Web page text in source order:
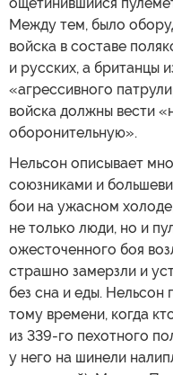
Между тем, было
войска в составе
и русских, а британцы
«агрессивного
войска должны вести
оборонительную».
Нельсон описывает
союзниками и
бои на ужасном
не только люди, но и
ожесточенного боя
страшно замерзли и
без сна и еды. Нельсон
тому времени, когда
из 339-го пехотного
у него на шинели